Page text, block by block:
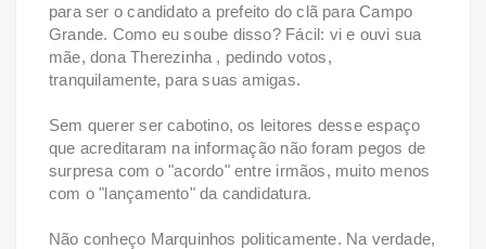
para ser o candidato a prefeito do clã para Campo
Grande. Como eu soube disso? Fácil: vi e ouvi sua
mãe, dona Therezinha , pedindo votos,
tranquilamente, para suas amigas.
Sem querer ser cabotino, os leitores desse espaço
que acreditaram na informação não foram pegos de
surpresa com o "acordo" entre irmãos, muito menos
com o "lançamento" da candidatura.
Não conheço Marquinhos politicamente. Na verdade,